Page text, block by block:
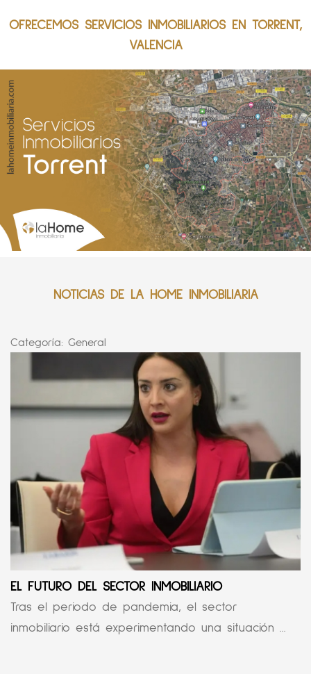
OFRECEMOS SERVICIOS INMOBILIARIOS EN TORRENT,
VALENCIA
NOTICIAS DE LA HOME INMOBILIARIA
Categoría: General
EL FUTURO DEL SECTOR INMOBILIARIO
Tras el periodo de pandemia, el sector
inmobiliario está experimentando una situación ...